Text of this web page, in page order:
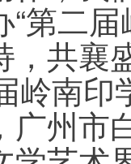
“第二
共襄
岭南
广州市